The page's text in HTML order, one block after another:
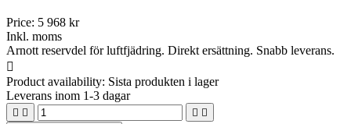
Price: 5 968 kr
Inkl. moms
Arnott reservdel för luftfjädring. Direkt ersättning. Snabb leverans.

Product availability: Sista produkten i lager
Leverans inom 1-3 dagar
   